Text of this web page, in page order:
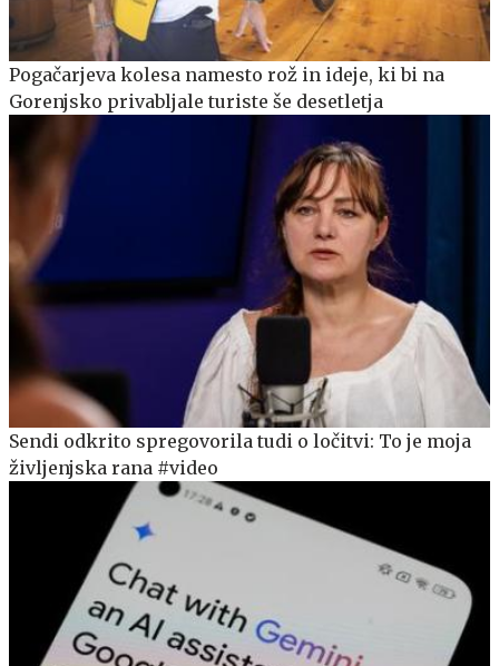
Pogačarjeva kolesa namesto rož in ideje, ki bi na
Gorenjsko privabljale turiste še desetletja
Sendi odkrito spregovorila tudi o ločitvi: To je moja
življenjska rana #video